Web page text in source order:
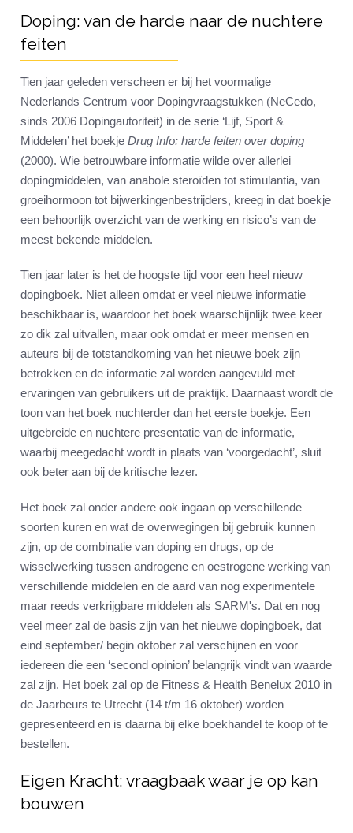
Doping: van de harde naar de nuchtere
feiten
Tien jaar geleden verscheen er bij het voormalige
Nederlands Centrum voor Dopingvraagstukken (NeCedo,
sinds 2006 Dopingautoriteit) in de serie ‘Lijf, Sport &
Middelen’ het boekje Drug Info: harde feiten over doping
(2000). Wie betrouwbare informatie wilde over allerlei
dopingmiddelen, van anabole steroïden tot stimulantia, van
groeihormoon tot bijwerkingenbestrijders, kreeg in dat boekje
een behoorlijk overzicht van de werking en risico’s van de
meest bekende middelen.
Tien jaar later is het de hoogste tijd voor een heel nieuw
dopingboek. Niet alleen omdat er veel nieuwe informatie
beschikbaar is, waardoor het boek waarschijnlijk twee keer
zo dik zal uitvallen, maar ook omdat er meer mensen en
auteurs bij de totstandkoming van het nieuwe boek zijn
betrokken en de informatie zal worden aangevuld met
ervaringen van gebruikers uit de praktijk. Daarnaast wordt de
toon van het boek nuchterder dan het eerste boekje. Een
uitgebreide en nuchtere presentatie van de informatie,
waarbij meegedacht wordt in plaats van ‘voorgedacht’, sluit
ook beter aan bij de kritische lezer.
Het boek zal onder andere ook ingaan op verschillende
soorten kuren en wat de overwegingen bij gebruik kunnen
zijn, op de combinatie van doping en drugs, op de
wisselwerking tussen androgene en oestrogene werking van
verschillende middelen en de aard van nog experimentele
maar reeds verkrijgbare middelen als SARM's. Dat en nog
veel meer zal de basis zijn van het nieuwe dopingboek, dat
eind september/ begin oktober zal verschijnen en voor
iedereen die een ‘second opinion’ belangrijk vindt van waarde
zal zijn. Het boek zal op de Fitness & Health Benelux 2010 in
de Jaarbeurs te Utrecht (14 t/m 16 oktober) worden
gepresenteerd en is daarna bij elke boekhandel te koop of te
bestellen.
Eigen Kracht: vraagbaak waar je op kan
bouwen